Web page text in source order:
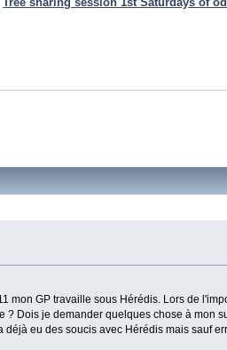
mon GP travaille sous Hérédis. Lors de
Dois je demander quelques chose à mon
eu des soucis avec Hérédis mais sauf